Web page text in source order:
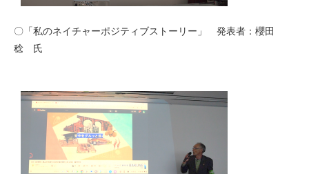
〇「私のネイチャーポジティブストーリー」 発表者：櫻田
稔 氏